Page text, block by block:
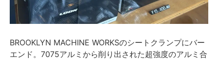
BROOKLYN MACHINE WORKSのシートクランプにバー
エンド。7075アルミから削り出された超強度のアルミ合